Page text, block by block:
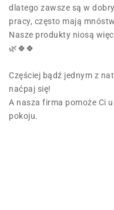
dlatego zawsze są w
pracy, często mają
Nasze produkty niosą
🌿🍀🍀
Częściej bądź jednym z
naćpaj się!
A nasza firma pomoże Ci
pokoju.